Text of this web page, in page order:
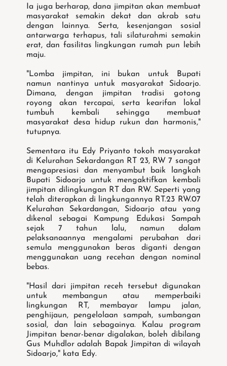
Ia juga berharap, dana jimpitan akan membuat
masyarakat semakin dekat dan akrab satu
dengan lainnya. Serta, kesenjangan sosial
antarwarga terhapus, tali silaturahmi semakin
erat, dan fasilitas lingkungan rumah pun lebih
maju.
"Lomba jimpitan, ini bukan untuk Bupati
namun nantinya untuk masyarakat Sidoarjo.
Dimana, dengan jimpitan tradisi gotong
royong akan tercapai, serta kearifan lokal
tumbuh kembali sehingga membuat
masyarakat desa hidup rukun dan harmonis,"
tutupnya.
Sementara itu Edy Priyanto tokoh masyarakat
di Kelurahan Sekardangan RT 23, RW 7 sangat
mengapresiasi dan menyambut baik langkah
Bupati Sidoarjo untuk mengaktifkan kembali
jimpitan dilingkungan RT dan RW. Seperti yang
telah diterapkan di lingkungannya RT.23 RW.07
Kelurahan Sekardangan, Sidoarjo atau yang
dikenal sebagai Kampung Edukasi Sampah
sejak 7 tahun lalu, namun dalam
pelaksanaannya mengalami perubahan dari
semula menggunakan beras diganti dengan
menggunakan uang recehan dengan nominal
bebas.
"Hasil dari jimpitan receh tersebut digunakan
untuk membangun atau memperbaiki
lingkungan RT, membayar lampu jalan,
penghijaun, pengelolaan sampah, sumbangan
sosial, dan lain sebagainya. Kalau program
Jimpitan benar-benar digalakan, boleh dibilang
Gus Muhdlor adalah Bapak Jimpitan di wilayah
Sidoarjo," kata Edy.